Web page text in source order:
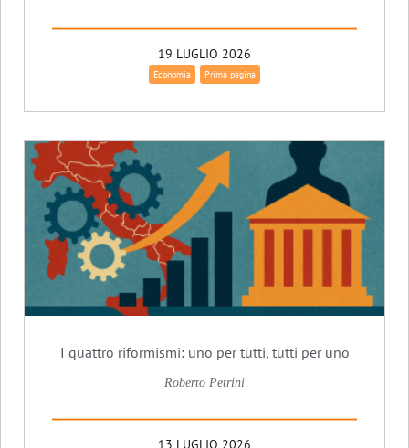
19 LUGLIO 2026
Economia Prima pagina
I quattro riformismi: uno per tutti, tutti per uno
Roberto Petrini
13 LUGLIO 2026